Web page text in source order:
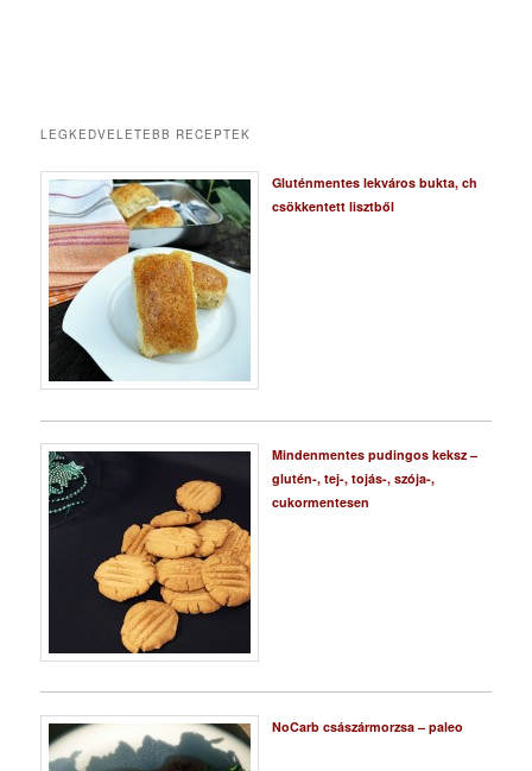
LEGKEDVELETEBB RECEPTEK
Gluténmentes lekváros bukta, ch
csökkentett lisztből
Mindenmentes pudingos keksz –
glutén-, tej-, tojás-, szója-,
cukormentesen
NoCarb császármorzsa – paleo